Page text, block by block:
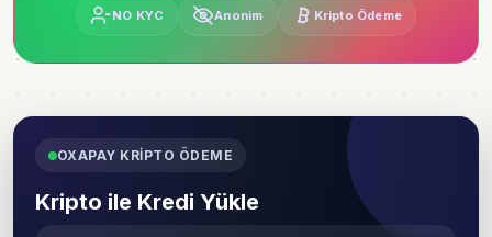
NO KYC Anonim Kripto Ödeme
OXAPAY KRİPTO ÖDEME
Kripto ile Kredi Yükle